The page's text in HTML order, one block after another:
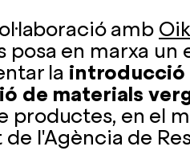
amb
posa en marxa un
la introducció
de materials
productes, en el
l'Agència de